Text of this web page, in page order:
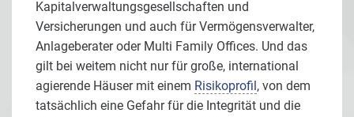
Kapitalverwaltungsgesellschaften und
Versicherungen und auch für Vermögensverwalter,
Anlageberater oder Multi Family Offices. Und das
gilt bei weitem nicht nur für große, international
agierende Häuser mit einem Risikoprofil , von dem
tatsächlich eine Gefahr für die Integrität und die